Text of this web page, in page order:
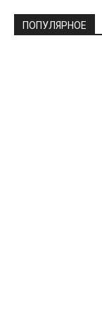
ПОПУЛЯРНОЕ